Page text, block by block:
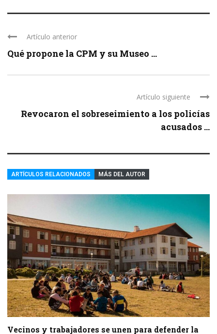
Artículo anterior
Qué propone la CPM y su Museo ...
Artículo siguiente
Revocaron el sobreseimiento a los policías
acusados ...
ARTÍCULOS RELACIONADOS MÁS DEL AUTOR
Vecinos y trabajadores se unen para defender la